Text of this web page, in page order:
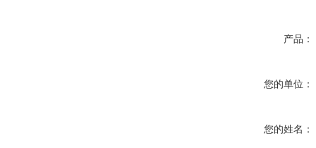
产品：
您的单位：
您的姓名：